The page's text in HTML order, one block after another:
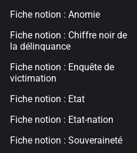
Fiche notion : Anomie
Fiche notion : Chiffre noir de
la délinquance
Fiche notion : Enquête de
victimation
Fiche notion : Etat
Fiche notion : Etat-nation
Fiche notion : Souveraineté